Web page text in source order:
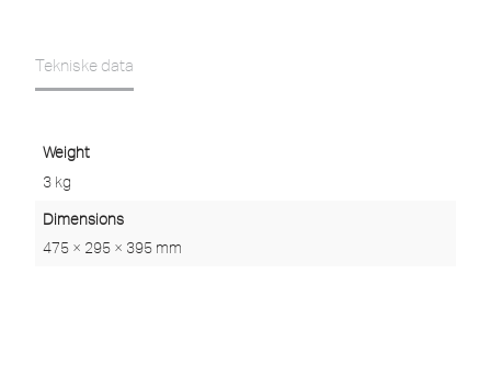
Tekniske data
Weight
3 kg
Dimensions
475 × 295 × 395 mm